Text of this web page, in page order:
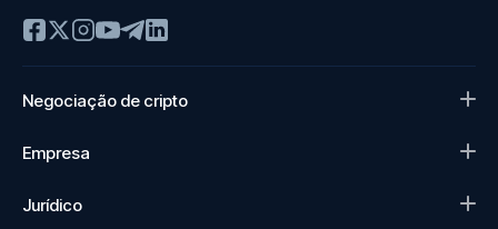
Negociação de cripto
Empresa
Jurídico